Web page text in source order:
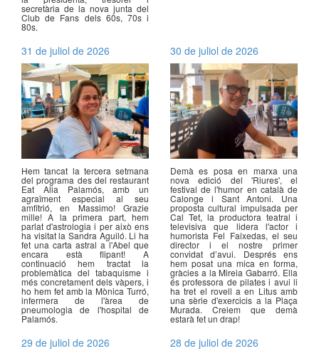
secretària de la nova junta del
Club de Fans dels 60s, 70s i
80s.
31 de juliol de 2026
Hem tancat la tercera setmana
del programa des del restaurant
Eat Alia Palamós, amb un
agraïment especial al seu
amfitrió, en Massimo! Grazie
mille! A la primera part, hem
parlat d'astrologia i per això ens
ha visitat la Sandra Aguiló. Li ha
fet una carta astral a l'Abel que
encara està flipant! A
continuació hem tractat la
problemàtica del tabaquisme i
més concretament dels vàpers, i
ho hem fet amb la Mònica Turró,
infermera de l'àrea de
pneumologia de l'hospital de
Palamós.
30 de juliol de 2026
Demà es posa en marxa una
nova edició del 'Riures', el
festival de l'humor en català de
Calonge i Sant Antoni. Una
proposta cultural impulsada per
Cal Tet, la productora teatral i
televisiva que lidera l'actor i
humorista Fel Faixedas, el seu
director i el nostre primer
convidat d’avui. Després ens
hem posat una mica en forma,
gràcies a la Mireia Gabarró. Ella
és professora de pilates i avui li
ha tret el rovell a en Litus amb
una sèrie d'exercicis a la Plaça
Murada. Creiem que demà
estarà fet un drap!
29 de juliol de 2026 28 de juliol de 2026